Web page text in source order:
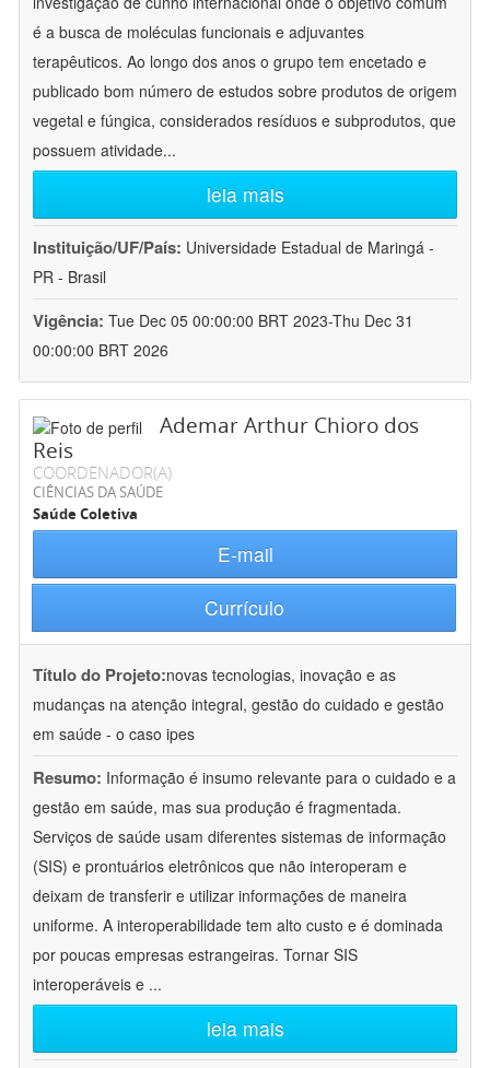
é a busca de moléculas funcionais e adjuvantes
terapêuticos. Ao longo dos anos o grupo tem encetado e
publicado bom número de estudos sobre produtos de origem
vegetal e fúngica, considerados resíduos e subprodutos, que
possuem atividade...
leia mais
Instituição/UF/País: Universidade Estadual de Maringá -
PR - Brasil
Vigência: Tue Dec 05 00:00:00 BRT 2023-Thu Dec 31
00:00:00 BRT 2026
Ademar Arthur Chioro dos
Reis
COORDENADOR(A)
CIÊNCIAS DA SAÚDE
Saúde Coletiva
E-mail
Currículo
Título do Projeto:novas tecnologias, inovação e as
mudanças na atenção integral, gestão do cuidado e gestão
em saúde - o caso ipes
Resumo: Informação é insumo relevante para o cuidado e a
gestão em saúde, mas sua produção é fragmentada.
Serviços de saúde usam diferentes sistemas de informação
(SIS) e prontuários eletrônicos que não interoperam e
deixam de transferir e utilizar informações de maneira
uniforme. A interoperabilidade tem alto custo e é dominada
por poucas empresas estrangeiras. Tornar SIS
interoperáveis e ...
leia mais